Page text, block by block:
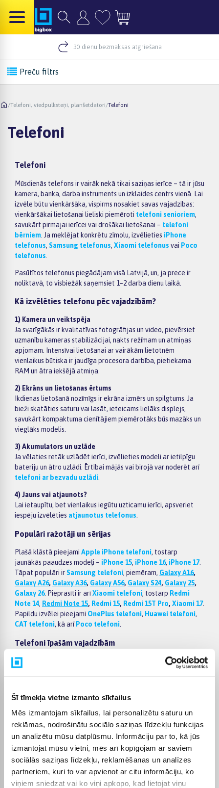
Šī tīmekļa vietne izmanto sīkfailus
Mēs izmantojam sīkfailus, lai personalizētu saturu un
reklāmas, nodrošinātu sociālo saziņas līdzekļu funkcijas
un analizētu mūsu datplūsmu. Informāciju par to, kā jūs
izmantojat mūsu vietni, mēs arī kopīgojam ar saviem
sociālās saziņas līdzekļu, reklamēšanas un analīzes
partneriem, kuri to var apvienot ar citu informāciju, ko
viņiem sniedzat vai ko viņi apkopo, kad lietojat viņu
30 dienu bezmaksas atgriešana
Preču filtrs
/Telefoni, viedpulksteņi, planšetdatori/Telefoni
Telefoni
Telefoni
Mūsdienās telefons ir vairāk nekā tikai saziņas ierīce – tā ir jūsu
kamera, banka, darba instruments un izklaides centrs vienā. Lai
izvēle būtu vienkāršāka, vispirms nosakiet savas vajadzības:
vienkāršākai lietošanai lieliski piemēroti telefoni senioriem,
savukārt pirmajai ierīcei vai drošākai lietošanai – telefoni
bērniem . Ja meklējat konkrētu zīmolu, izvēlieties iPhone
telefonus, Samsung telefonus, Xiaomi telefonus vai Poco
telefonus
Pasūtītos telefonus piegādājam visā Latvijā, un, ja prece ir
noliktavā, to visbiežāk saņemsiet 1–2 darba dienu laikā.
Kā izvēlēties telefonu pēc vajadzībām?
1) Kamera un veiktspēja
Ja svarīgākās ir kvalitatīvas fotogrāfijas un video, pievērsiet
uzmanību kameras stabilizācijai, nakts režīmam un atmiņas
apjomam. Intensīvai lietošanai ar vairākām lietotnēm
vienlaikus būtiska ir jaudīga procesora darbība, pietiekama
RAM un ātra iekšējā atmiņa.
2) Ekrāns un lietošanas ērtums
Ikdienas lietošanā nozīmīgs ir ekrāna izmērs un spilgtums. Ja
bieži skatāties saturu vai lasāt, ieteicams lielāks displejs,
savukārt kompaktuma cienītājiem piemērotāks būs mazāks un
vieglāks modelis.
3) Akumulators un uzlāde
Ja vēlaties retāk uzlādēt ierīci, izvēlieties modeli ar ietilpīgu
bateriju un ātro uzlādi. Ērtībai mājās vai birojā var noderēt arī
telefoni ar bezvadu uzlādi.
4) Jauns vai atjaunots?
Lai ietaupītu, bet vienlaikus iegūtu uzticamu ierīci, apsveriet
iespēju izvēlēties atjaunotus telefonus.
Populāri ražotāji un sērijas
Plašā klāstā pieejami Apple iPhone telefoni, tostarp
jaunākās paaudzes modeļi – iPhone 15, iPhone 16, iPhone 17.
Tāpat populāri irSamsung telefoni, piemēram, Galaxy A16,
Galaxy A26, Galaxy A36, Galaxy A56, Galaxy S24, Galaxy 25,
Galaxy 26. Pieprasīti ir arīXiaomi telefoni, tostarp Redmi
Note 14, Redmi Note 15, Redmi 15, Redmi 15T Pro, Xiaomi 17.
Papildu izvēlei pieejami OnePlus telefoni, Huawei telefoni,
CAT telefoni, kā arī Poco telefoni
Telefoni īpašām vajadzībām
Ja nepieciešama vienkāršāka lietošana ar lielākām pogām un
. Drošākai un
Savukārt izturīgākām darba vidēm vai sarežģītākiem
apstākļiem lieliski derēsCAT telefoni.
Pircēju atsauksmes par precēm